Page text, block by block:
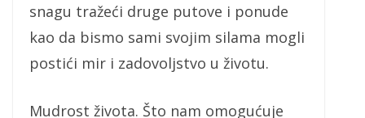
snagu tražeći druge putove i ponude
kao da bismo sami svojim silama mogli
postići mir i zadovoljstvo u životu.
Mudrost života. Što nam omogućuje